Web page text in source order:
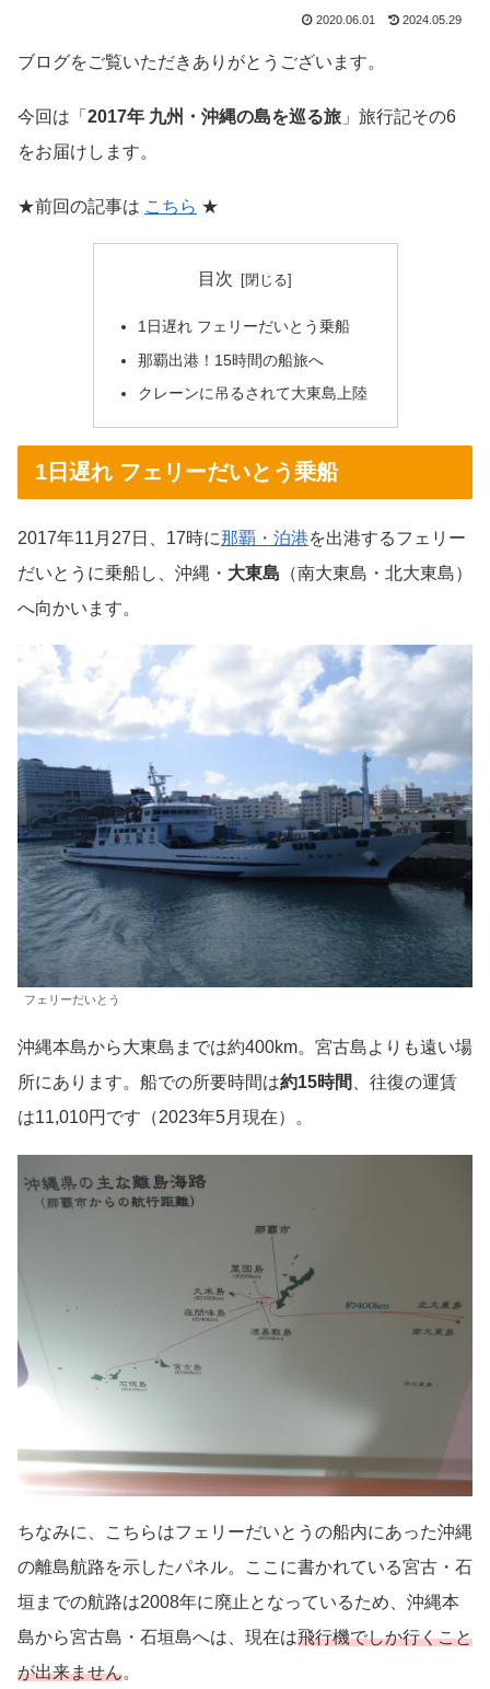
2020.06.01 2024.05.29
ブログをご覧いただきありがとうございます。
今回は「 2017年 九州・沖縄の島を巡る旅 」旅行記その6
をお届けします。
★前回の記事は こちら ★
目次
1日遅れ フェリーだいとう乗船
那覇出港！15時間の船旅へ
クレーンに吊るされて大東島上陸
1日遅れ フェリーだいとう乗船
2017年11月27日、17時に那覇・泊港を出港するフェリー
だいとうに乗船し、沖縄・ 大東島 （南大東島・北大東島）
へ向かいます。
フェリーだいとう
沖縄本島から大東島までは約400km。宮古島よりも遠い場
所にあります。船での所要時間は約15時間
、往復の運賃
は11,010円です（2023年5月現在）。
ちなみに、こちらはフェリーだいとうの船内にあった沖縄
の離島航路を示したパネル。ここに書かれている宮古・石
垣までの航路は2008年に廃止となっているため、沖縄本
島から宮古島・石垣島へは、現在は飛行機でしか行くこと
が出来ません。